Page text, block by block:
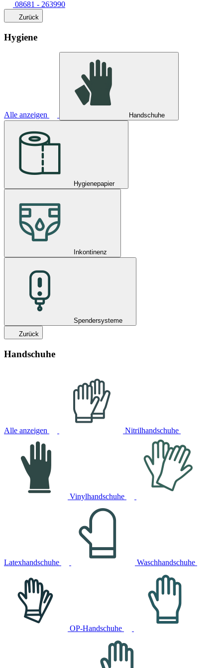
08681 - 263990
Zurück
Hygiene
Alle anzeigen Handschuhe
Hygienepapier
Inkontinenz
Spendersysteme
Zurück
Handschuhe
Alle anzeigen Nitrilhandschuhe
Vinylhandschuhe
Latexhandschuhe Waschhandschuhe
OP-Handschuhe